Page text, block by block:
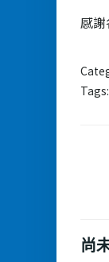
感
Tags:
尚